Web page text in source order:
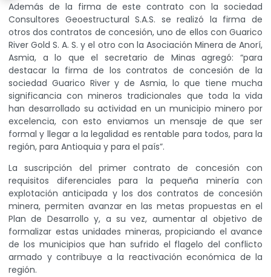
Además de la firma de este contrato con la sociedad
Consultores Geoestructural S.A.S. se realizó la firma de
otros dos contratos de concesión, uno de ellos con Guarico
River Gold S. A. S. y el otro con la Asociación Minera de Anorí,
Asmia, a lo que el secretario de Minas agregó: “para
destacar la firma de los contratos de concesión de la
sociedad Guarico River y de Asmia, lo que tiene mucha
significancia con mineros tradicionales que toda la vida
han desarrollado su actividad en un municipio minero por
excelencia, con esto enviamos un mensaje de que ser
formal y llegar a la legalidad es rentable para todos, para la
región, para Antioquia y para el país”.
La suscripción del primer contrato de concesión con
requisitos diferenciales para la pequeña minería con
explotación anticipada y los dos contratos de concesión
minera, permiten avanzar en las metas propuestas en el
Plan de Desarrollo y, a su vez, aumentar al objetivo de
formalizar estas unidades mineras, propiciando el avance
de los municipios que han sufrido el flagelo del conflicto
armado y contribuye a la reactivación económica de la
región.